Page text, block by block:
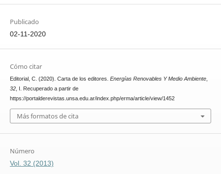
Publicado
02-11-2020
Cómo citar
Editorial, C. (2020). Carta de los editores. Energías Renovables Y Medio Ambiente,
32, I. Recuperado a partir de
https://portalderevistas.unsa.edu.ar/index.php/erma/article/view/1452
Más formatos de cita
Número
Vol. 32 (2013)